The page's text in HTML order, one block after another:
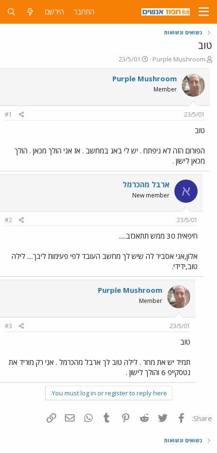
התחבר הירשם
נשואים ונשואות
טוב
פ
ו
ת
ח
ה
ש
א
Purple Mushroom
פ
ו
ר
23/5/01
Purple Mushroom
Member
23/5/01
#1
טוב
הפורום הזה לא ניפתח . יש לי באג במחשב . אז אני הולך מכאן . הולך
מכאן לישון .
א ארבל מהכרמל
New member
23/5/01
#2
חיפאית 30 ממש תתאכזב.....
אלון,אני אסביר לה שיש לך מחשב העובד לפי פעימות ליבך.... לילה
טוב,ידידי.
Purple Mushroom
Member
23/5/01
#3
טוב
תמיד יש את מחר . לילה טוב לך ארבל מהכרמל . אני רק מוריד את
נטסקייפ 6 והולך לישון .
You must log in or register to reply here.
Share: פייסבוק Twitter
Reddit
Pinterest
Tumblr
WhatsAppדואר אלקטרוני
נשואים ונשואות